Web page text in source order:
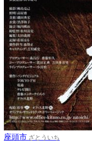
座頭市 ざとういち